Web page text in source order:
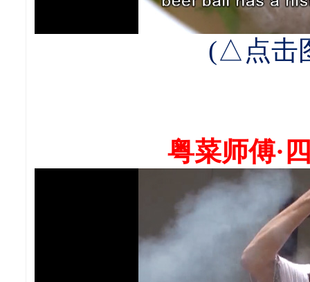
(△点击
粤菜师傅·